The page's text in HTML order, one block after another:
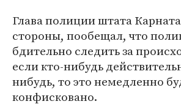
Глава полиции штата
стороны, пообещал, что
бдительно следить за
если кто-нибудь
нибудь, то это немедленно
конфисковано.